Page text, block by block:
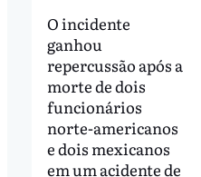
O incidente
ganhou
repercussão após a
morte de dois
funcionários
norte-americanos
e dois mexicanos
em um acidente de